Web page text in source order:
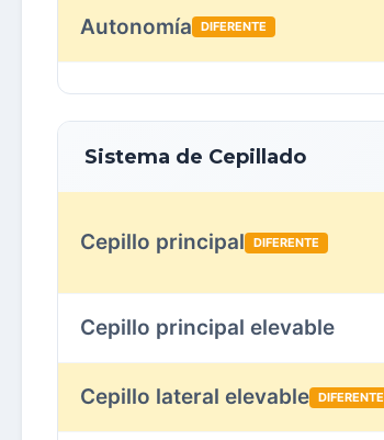
Autonomía DIFERENTE
Sistema de Cepillado
Cepillo principal DIFERENTE
Cepillo principal elevable
Cepillo lateral elevable DIFERENTE